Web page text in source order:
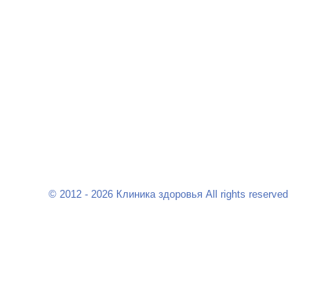
© 2012 - 2026 Клиника здоровья All rights reserved